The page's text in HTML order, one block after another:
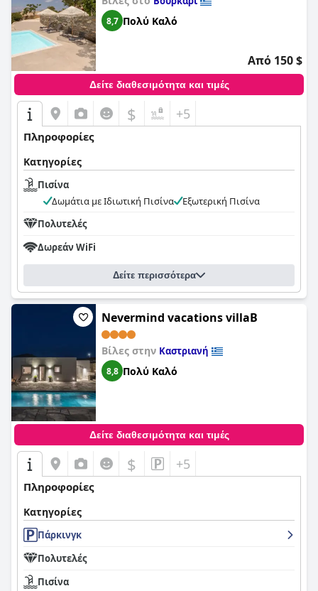
8,7 Πολύ Καλό
Από 150 $
Δείτε διαθεσιμότητα και τιμές
$ +5
Πληροφορίες
Κατηγορίες
Πισίνα
Δωμάτια με Ιδιωτική Πισίνα
Εξωτερική Πισίνα
Πολυτελές
Δωρεάν WiFi
Δείτε περισσότερα
Nevermind vacations villaB
Βίλες στην Καστριανή
8,8 Πολύ Καλό
Δείτε διαθεσιμότητα και τιμές
$ +5
Πληροφορίες
Κατηγορίες
Πάρκινγκ
Πολυτελές
Πισίνα